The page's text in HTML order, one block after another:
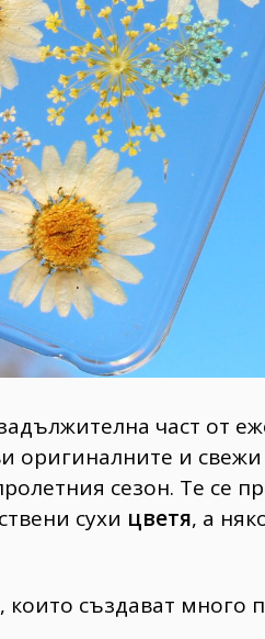
част от
оригиналните и
сезон. Те се
сухи цветя, а
, които създават много